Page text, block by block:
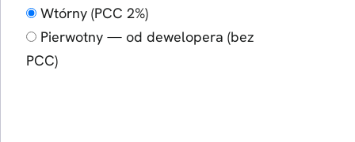
Wtórny (PCC 2%)
Pierwotny — od dewelopera (bez
PCC)